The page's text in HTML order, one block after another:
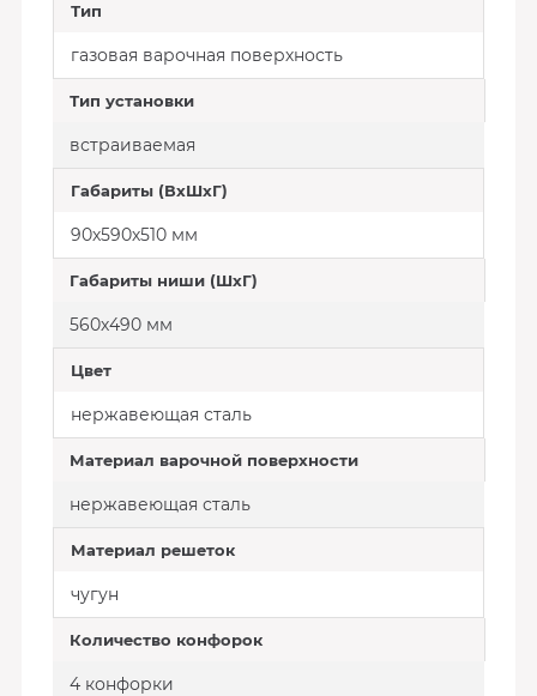
Тип
газовая варочная поверхность
Тип установки
встраиваемая
Габариты (ВхШхГ)
90х590х510 мм
Габариты ниши (ШхГ)
560х490 мм
Цвет
нержавеющая сталь
Материал варочной поверхности
нержавеющая сталь
Материал решеток
чугун
Количество конфорок
4 конфорки